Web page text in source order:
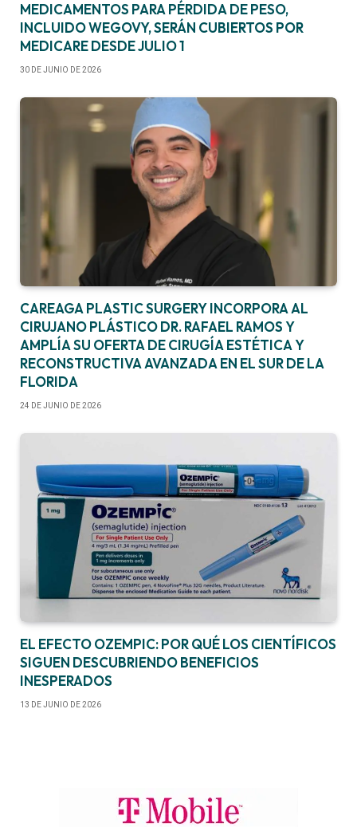
MEDICAMENTOS PARA PÉRDIDA DE PESO,
INCLUIDO WEGOVY, SERÁN CUBIERTOS POR
MEDICARE DESDE JULIO 1
30 DE JUNIO DE 2026
CAREAGA PLASTIC SURGERY INCORPORA AL
CIRUJANO PLÁSTICO DR. RAFAEL RAMOS Y
AMPLÍA SU OFERTA DE CIRUGÍA ESTÉTICA Y
RECONSTRUCTIVA AVANZADA EN EL SUR DE LA
FLORIDA
24 DE JUNIO DE 2026
EL EFECTO OZEMPIC: POR QUÉ LOS CIENTÍFICOS
SIGUEN DESCUBRIENDO BENEFICIOS
INESPERADOS
13 DE JUNIO DE 2026